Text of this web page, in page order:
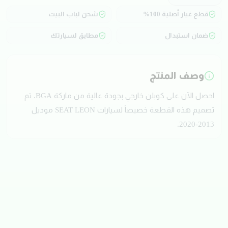
قطع غيار أصلية 100% شحن لباب البيت
ضمان استبدال مطابق لسيارتك
وصف المنتج
احصل الآن على كوبلن خارجي بجودة عالية من ماركة BGA. تم
تصميم هذه القطعة خصيصاً لسيارات SEAT LEON موديل
2013-2020.